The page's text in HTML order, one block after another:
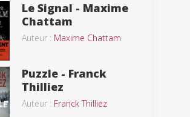
Le Signal - Maxime
Chattam
Auteur : Maxime Chattam
Puzzle - Franck
Thilliez
Auteur : Franck Thilliez